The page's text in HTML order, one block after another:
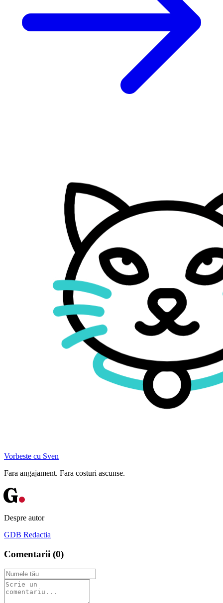
Vorbeste cu Sven
Fara angajament. Fara costuri ascunse.
G
Despre autor
GDB Redactia
Comentarii (0)